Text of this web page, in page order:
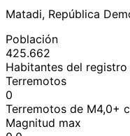
Matadi, República
Población
425.662
Habitantes del
Terremotos
0
Terremotos de M4,0+
Magnitud max